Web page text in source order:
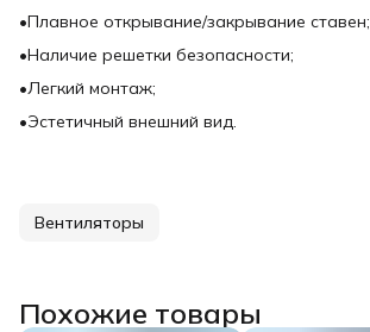
•Плавное открывание/закрывание ставен;
•Наличие решетки безопасности;
•Легкий монтаж;
•Эстетичный внешний вид.
Вентиляторы
Похожие товары